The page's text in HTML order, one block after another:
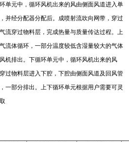
单元中，循环风机出来的风由侧面风道进入单
并经分配器分配后。成喷射流吹向网带，穿过
流穿过物料层，完成热量与质量传达过程。上
流体循环，一部分温度较低含湿量较大的气体
机排出。下循环单元中，循环风机出来的风
过物料层进入下腔，下腔由侧面风道及回风管
一部分排出。上下循环单元根据用户需要可灵